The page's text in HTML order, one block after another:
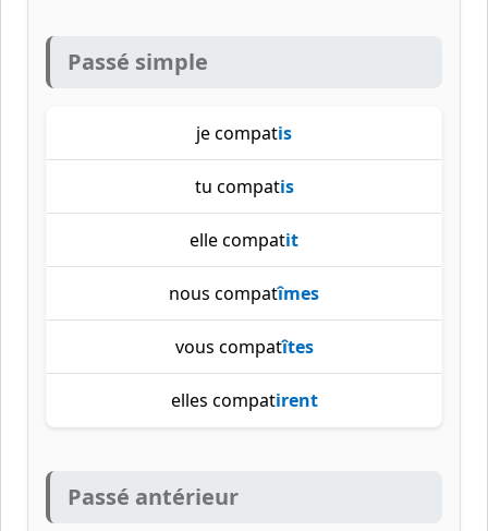
Passé simple
je compatis
tu compatis
elle compatit
nous compatîmes
vous compatîtes
elles compatirent
Passé antérieur